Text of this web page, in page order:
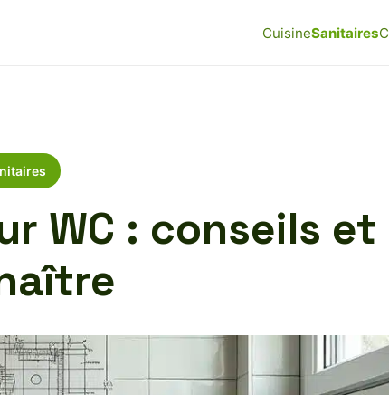
CuisineSanitaires
WC : conseils